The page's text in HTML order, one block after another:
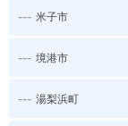
--- 米子市
--- 境港市
--- 湯梨浜町